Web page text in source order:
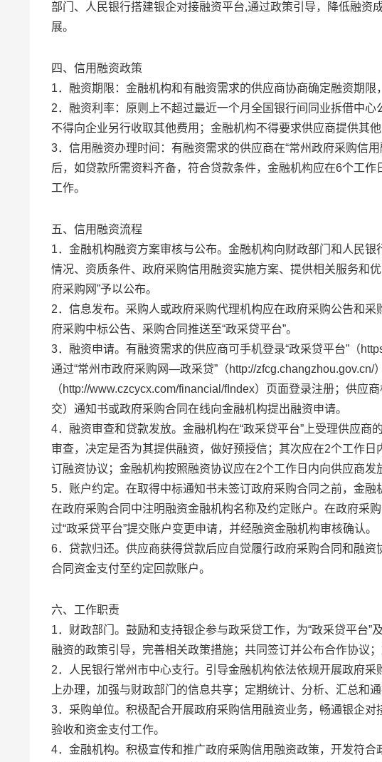
部门、人民银行搭建银企对接融资平台,通过政策引导，降低融资
展。
四、信用融资政策
1．融资期限：金融机构和有融资需求的供应商协商确定融资期限
2．融资利率：原则上不超过最近一个月全国银行间同业拆借中
不得向企业另行收取其他费用；金融机构不得要求供应商提供其
3．信用融资办理时间：有融资需求的供应商在“常州政府采购信
后，如贷款所需资料齐备，符合贷款条件，金融机构应在6个工
工作。
五、信用融资流程
1．金融机构融资方案审核与公布。金融机构向财政部门和人民
情况、资质条件、政府采购信用融资实施方案、提供相关服务和
府采购网”予以公布。
2．信息发布。采购人或政府采购代理机构应在政府采购公告和
府采购中标公告、采购合同推送至“政采贷平台”。
3．融资申请。有融资需求的供应商可手机登录“政采贷平台”（
通过“常州市政府采购网—政采贷”（http://zfcg.changzhou.gov.cn/
（http://www.czcycx.com/financial/fIndex）页面登录注册；供应
交）通知书或政府采购合同在线向金融机构提出融资申请。
4．融资审查和贷款发放。金融机构在“政采贷平台”上受理供应
审查，决定是否为其提供融资，做好预授信；其次应在2个工作
订融资协议；金融机构按照融资协议应在2个工作日内向供应商发
5．账户约定。在取得中标通知书未签订政府采购合同之前，金
在政府采购合同中注明融资金融机构名称及约定账户。在政府采
过“政采贷平台”提交账户变更申请，并经融资金融机构审核确认。
6．贷款归还。供应商获得贷款后应自觉履行政府采购合同和融
合同资金支付至约定回款账户。
六、工作职责
1．财政部门。鼓励和支持银企参与政采贷工作，为“政采贷平台
融资的政策引导，完善相关政策措施；共同签订并公布合作协议
2．人民银行常州市中心支行。引导金融机构依法依规开展政府
上办理，加强与财政部门的信息共享；定期统计、分析、汇总和
3．采购单位。积极配合开展政府采购信用融资业务，畅通银企
验收和资金支付工作。
4．金融机构。积极宣传和推广政府采购信用融资政策，开发符